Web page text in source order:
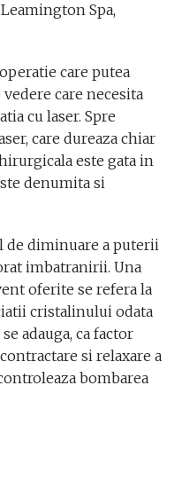
Spa,
care putea
care necesita
cu laser. Spre
care dureaza chiar
este gata in
denumita si
diminuare a puterii
imbatranirii. Una
oferite se refera la
cristalinului odata
adauga, ca factor
si relaxare a
bombarea